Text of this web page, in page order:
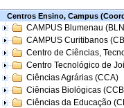
Centros Ensino, Campus
CAMPUS Blumenau
CAMPUS Curitibanos
Centro de Ciências,
Centro Tecnológico de
Ciências Agrárias (CCA)
Ciências Biológicas
Ciências da Educação